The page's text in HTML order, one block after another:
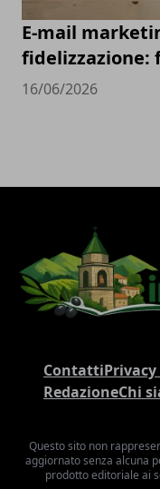
E-mail
fidelizzazione:
16/06/2026
Contatti
RedazioneChi
Questo sito non
aggiornato senza alcuna
prodotto editoriale ai